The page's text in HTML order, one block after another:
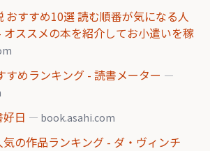
おすすめ10選 読む順番が気になる人
ススメの本を紹介してお小遣いを稼
すめランキング - 読書メーター —
日 — book.asahi.com
気の作品ランキング - ダ・ヴィンチ